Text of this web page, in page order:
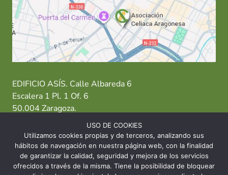
EDIFICIO ASÍS. Calle Albareda 6
Escalera 1 Pl. 1 Of. 6
50.004 Zaragoza.
T: 976 484 949 M: 635 638 563
Sede Zaragoza·Sede Huesca· Sede Teruel
USO DE COOKIES
Utilizamos cookies propias y de terceros, analizando sus
hábitos de navegación en nuestra página web, con la finalidad
de garantizar la calidad, seguridad y mejora de los servicios
ofrecidos a través de la misma. Tiene la posibilidad de bloquear